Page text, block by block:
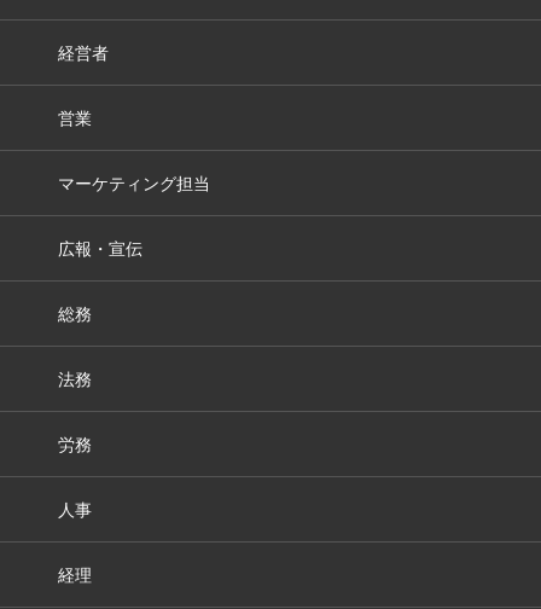
経営者
営業
マーケティング担当
広報・宣伝
総務
法務
労務
人事
経理